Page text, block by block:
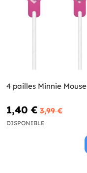
4 pailles Minnie Mouse
1,40 € 3,99 €
DISPONIBLE